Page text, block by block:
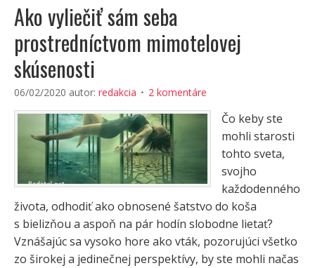
Ako vyliečiť sám seba
prostredníctvom mimotelovej
skúsenosti
06/02/2020 autor: redakcia 2 komentáre
Čo keby ste
mohli starosti
tohto sveta,
svojho
každodenného
života, odhodiť ako obnosené šatstvo do koša
s bielizňou a aspoň na pár hodín slobodne lietať?
Vznášajúc sa vysoko hore ako vták, pozorujúci všetko
zo širokej a jedinečnej perspektívy, by ste mohli načas